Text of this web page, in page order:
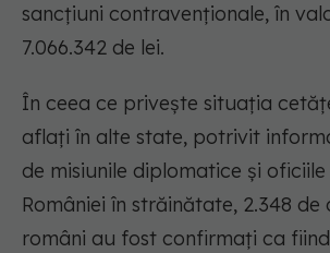
sancţiuni contravenţionale, în
7.066.342 de lei.
În ceea ce privește situația
aflați în alte state, potrivit
de misiunile diplomatice și
României în străinătate, 2.348 de
români au fost confirmați ca